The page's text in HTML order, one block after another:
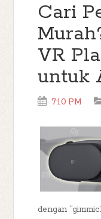
Cari
VR
untuk
7:10 PM
dengan